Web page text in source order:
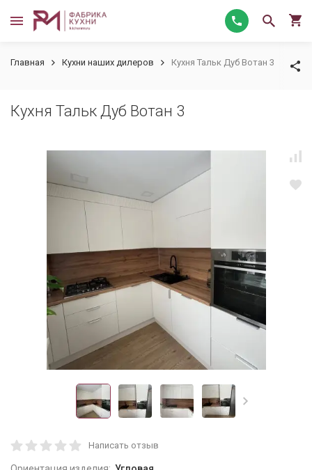
Главная Кухни наших дилеров Кухня Тальк Дуб Вотан 3
Кухня Тальк Дуб Вотан 3
Написать отзыв